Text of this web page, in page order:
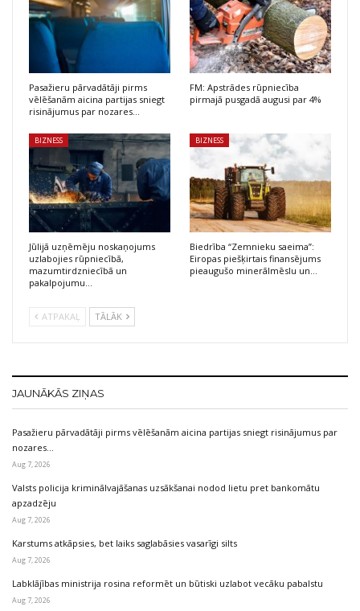
Pasažieru pārvadātāji pirms
vēlēšanām aicina partijas sniegt
risinājumus par nozares…
FM: Apstrādes rūpniecība
pirmajā pusgadā augusi par 4%
BIZNESS
Jūlijā uzņēmēju noskaņojums
uzlabojies rūpniecībā,
mazumtirdzniecībā un
pakalpojumu…
BIZNESS
Biedrība “Zemnieku saeima”:
Eiropas piešķirtais finansējums
pieaugušo minerālmēslu un…
ATPAKAĻ TĀLĀK
JAUNĀKĀS ZIŅAS
Pasažieru pārvadātāji pirms vēlēšanām aicina partijas sniegt risinājumus par
nozares…
Aug 7, 2026
Valsts policija kriminālvajāšanas uzsākšanai nodod lietu pret bankomātu
apzadzēju
Aug 7, 2026
Karstums atkāpsies, bet laiks saglabāsies vasarīgi silts
Aug 7, 2026
Labklājības ministrija rosina reformēt un būtiski uzlabot vecāku pabalstu
Aug 7, 2026